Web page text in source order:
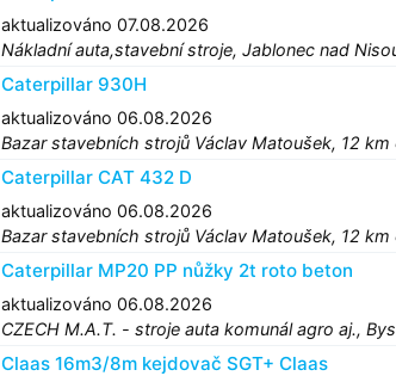
aktualizováno 07.08.2026
Nákladní auta,stavební stroje, Jablonec nad
Caterpillar 930H
aktualizováno 06.08.2026
Bazar stavebních strojů Václav Matoušek, 12 km
Caterpillar CAT 432 D
aktualizováno 06.08.2026
Bazar stavebních strojů Václav Matoušek, 12 km
Caterpillar MP20 PP nůžky 2t roto beton
aktualizováno 06.08.2026
CZECH M.A.T. - stroje auta komunál agro aj.,
Claas 16m3/8m kejdovač SGT+ Claas